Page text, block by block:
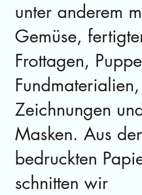
unter anderem
Gemüse,
Frottagen,
Fundmaterialien,
Zeichnungen
Masken. Aus
bedruckten
schnitten wir